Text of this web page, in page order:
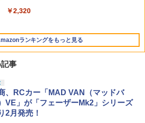
￥2,320
ランキングをもっと見る
ト ガバメント HG 18歳以上エアーHOP
ハンドガン
￥3,384
プレミアム 220ml
￥1,013
事
、RCカー「MAD VAN（マッドバ
VE」が「フェーザーMk2」シリーズ
2月発売！